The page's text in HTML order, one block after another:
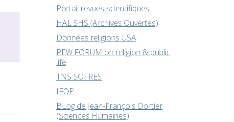
Portail revues scientifiques
HAL SHS (Archives Ouvertes)
Données religions USA
PEW FORUM on religion & public
life
TNS SOFRES
IFOP
BLog de Jean-François Dortier
(Sciences Humaines)